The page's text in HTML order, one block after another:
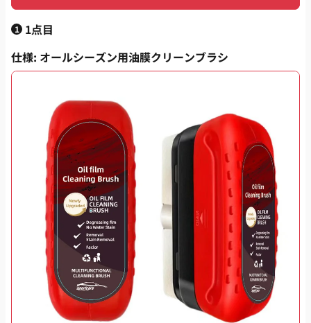
1 1点目
仕様: オールシーズン用油膜クリーンブラシ